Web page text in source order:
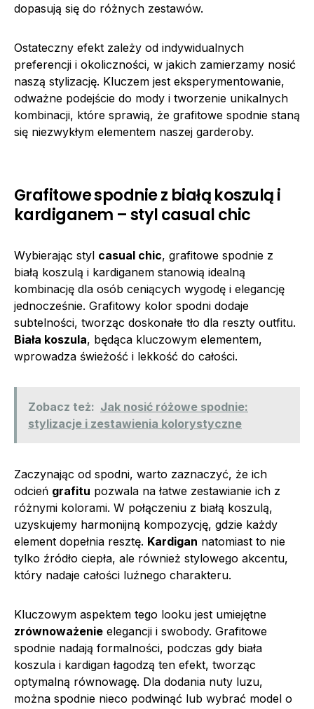
dopasują się do różnych zestawów.
Ostateczny efekt zależy od indywidualnych
preferencji i okoliczności, w jakich zamierzamy nosić
naszą stylizację. Kluczem jest eksperymentowanie,
odważne podejście do mody i tworzenie unikalnych
kombinacji, które sprawią, że grafitowe spodnie staną
się niezwykłym elementem naszej garderoby.
Grafitowe spodnie z białą koszulą i
kardiganem – styl casual chic
Wybierając styl casual chic, grafitowe spodnie z
białą koszulą i kardiganem stanowią idealną
kombinację dla osób ceniących wygodę i elegancję
jednocześnie. Grafitowy kolor spodni dodaje
subtelności, tworząc doskonałe tło dla reszty outfitu.
Biała koszula, będąca kluczowym elementem,
wprowadza świeżość i lekkość do całości.
Zobacz też: Jak nosić różowe spodnie:
stylizacje i zestawienia kolorystyczne
Zaczynając od spodni, warto zaznaczyć, że ich
odcień grafitu pozwala na łatwe zestawianie ich z
różnymi kolorami. W połączeniu z białą koszulą,
uzyskujemy harmonijną kompozycję, gdzie każdy
element dopełnia resztę. Kardigan natomiast to nie
tylko źródło ciepła, ale również stylowego akcentu,
który nadaje całości luźnego charakteru.
Kluczowym aspektem tego looku jest umiejętne
zrównoważenie elegancji i swobody. Grafitowe
spodnie nadają formalności, podczas gdy biała
koszula i kardigan łagodzą ten efekt, tworząc
optymalną równowagę. Dla dodania nuty luzu,
można spodnie nieco podwinąć lub wybrać model o